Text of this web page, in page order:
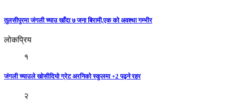
तुलसीपुरमा जंगली च्याउ खाँदा ७ जना बिरामी,एक को अवश्था गम्भीर
लोकप्रिय
१
जंगली च्याउले खोसीदियो ग्रेट अरनिको स्कुलमा +2 पढ्ने रहर
२